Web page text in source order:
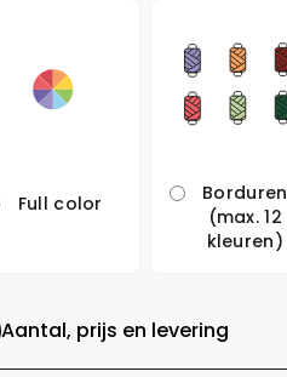
Full color
Borduren
(max. 12
kleuren)
Aantal, prijs en levering